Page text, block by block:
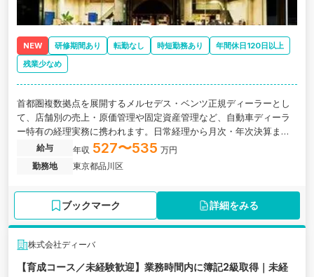
NEW 研修期間あり 転勤なし 時短勤務あり
年間休日120日以上
残業少なめ
首都圏複数拠点を展開するメルセデス・ベンツ正規ディーラーとし
て、店舗別の売上・原価管理や固定資産管理など、自動車ディーラ
ー特有の経理実務に携われます。日常経理から月次・年次決算まで
一貫して担当し、将来的には経理組織の中核として業務改善やマネ
ジメントにも挑戦できる環境です。
給与 年収 527〜535 万円
勤務地
東京都品川区
ブックマーク 詳細をみる
株式会社ディーバ
【育成コース／未経験歓迎】業務時間内に簿記2級取得｜未経